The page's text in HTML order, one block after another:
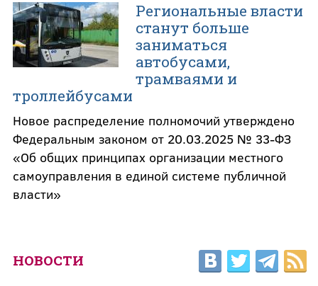
Региональные власти
станут больше
заниматься
автобусами,
трамваями и
троллейбусами
Новое распределение полномочий утверждено
Федеральным законом от 20.03.2025 № 33-ФЗ
«Об общих принципах организации местного
самоуправления в единой системе публичной
власти»
НОВОСТИ